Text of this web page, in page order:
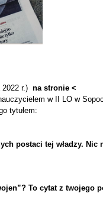
r.) na stronie <
w II LO w
tytułem:
postaci tej władzy. Nic
To cytat z twojego